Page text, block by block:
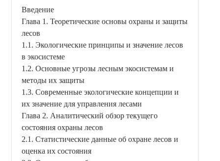
Введение
Глава 1. Теоретические основы охраны и защиты
лесов
1.1. Экологические принципы и значение лесов
в экосистеме
1.2. Основные угрозы лесным экосистемам и
методы их защиты
1.3. Современные экологические концепции и
их значение для управления лесами
Глава 2. Аналитический обзор текущего
состояния охраны лесов
2.1. Статистические данные об охране лесов и
оценка их состояния